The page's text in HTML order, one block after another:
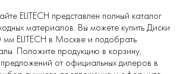
ELITECH представлен полный каталог
материалов. Вы можете купить Диски
ELITECH в Москве и подобрать
Положите продукцию в корзину,
от официальных дилеров в